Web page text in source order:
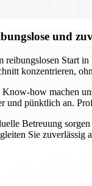
und
reibungslosen Start
konzentrieren,
how machen
und pünktlich an.
Betreuung
Sie